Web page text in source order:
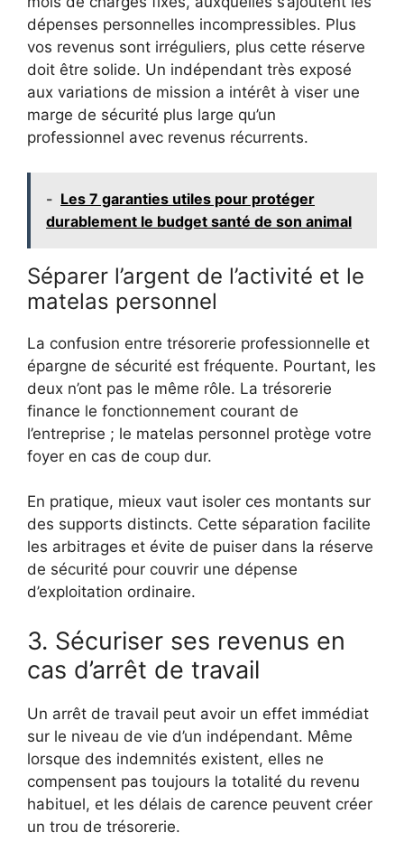
dépenses personnelles incompressibles. Plus
vos revenus sont irréguliers, plus cette réserve
doit être solide. Un indépendant très exposé
aux variations de mission a intérêt à viser une
marge de sécurité plus large qu’un
professionnel avec revenus récurrents.
- Les 7 garanties utiles pour protéger
durablement le budget santé de son animal
Séparer l’argent de l’activité et le
matelas personnel
La confusion entre trésorerie professionnelle et
épargne de sécurité est fréquente. Pourtant, les
deux n’ont pas le même rôle. La trésorerie
finance le fonctionnement courant de
l’entreprise ; le matelas personnel protège votre
foyer en cas de coup dur.
En pratique, mieux vaut isoler ces montants sur
des supports distincts. Cette séparation facilite
les arbitrages et évite de puiser dans la réserve
de sécurité pour couvrir une dépense
d’exploitation ordinaire.
3. Sécuriser ses revenus en
cas d’arrêt de travail
Un arrêt de travail peut avoir un effet immédiat
sur le niveau de vie d’un indépendant. Même
lorsque des indemnités existent, elles ne
compensent pas toujours la totalité du revenu
habituel, et les délais de carence peuvent créer
un trou de trésorerie.